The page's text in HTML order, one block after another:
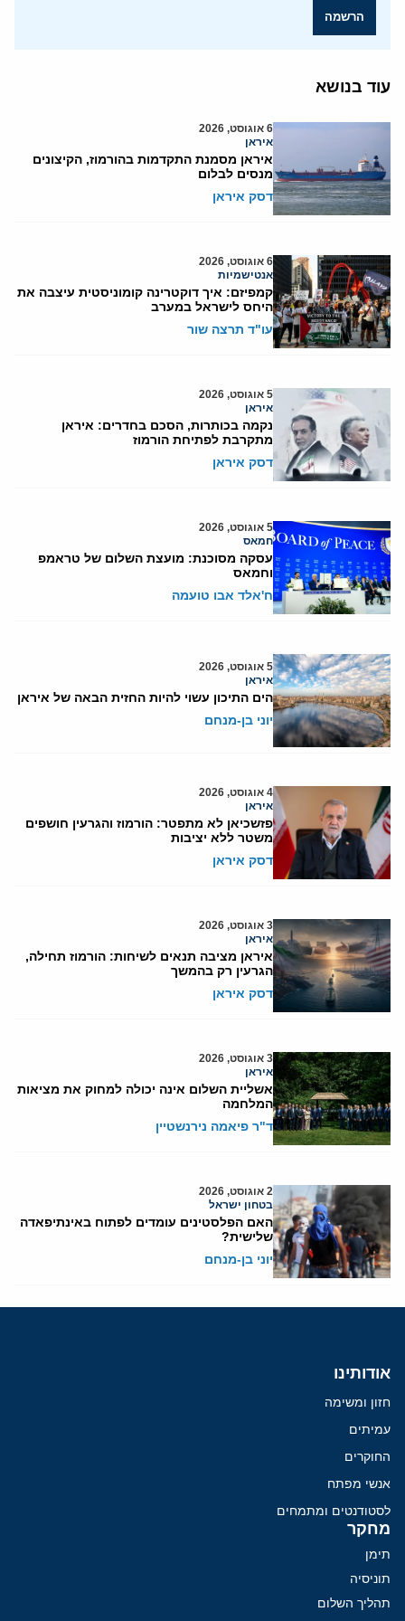
הרשמה
עוד בנושא
6 אוגוסט, 2026
איראן
איראן מסמנת התקדמות בהורמוז, הקיצונים
מנסים לבלום
דסק איראן
6 אוגוסט, 2026
אנטישמיות
קמפיזם: איך דוקטרינה קומוניסטית עיצבה את
היחס לישראל במערב
עו"ד תרצה שור
5 אוגוסט, 2026
איראן
נקמה בכותרות, הסכם בחדרים: איראן
מתקרבת לפתיחת הורמוז
דסק איראן
5 אוגוסט, 2026
חמאס
עסקה מסוכנת: מועצת השלום של טראמפ
וחמאס
ח'אלד אבו טועמה
5 אוגוסט, 2026
איראן
הים התיכון עשוי להיות החזית הבאה של איראן
יוני בן-מנחם
4 אוגוסט, 2026
איראן
פזשכיאן לא מתפטר: הורמוז והגרעין חושפים
משטר ללא יציבות
דסק איראן
3 אוגוסט, 2026
איראן
איראן מציבה תנאים לשיחות: הורמוז תחילה,
הגרעין רק בהמשך
דסק איראן
3 אוגוסט, 2026
איראן
אשליית השלום אינה יכולה למחוק את מציאות
המלחמה
ד"ר פיאמה נירנשטיין
2 אוגוסט, 2026
בטחון ישראל
האם הפלסטינים עומדים לפתוח באינתיפאדה
שלישית?
יוני בן-מנחם
אודותינו
חזון ומשימה
עמיתים
החוקרים
אנשי מפתח
לסטודנטים ומתמחים
מחקר
תימן
תוניסיה
תהליך השלום